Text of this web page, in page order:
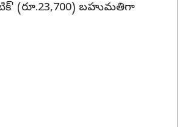
(రూ.23,700) బహుమతిగా